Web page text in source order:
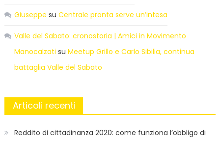
Giuseppe su Centrale pronta serve un’intesa
Valle del Sabato: cronostoria | Amici in Movimento
Manocalzati su Meetup Grillo e Carlo Sibilia, continua
battaglia Valle del Sabato
Articoli recenti
Reddito di cittadinanza 2020: come funziona l’obbligo di